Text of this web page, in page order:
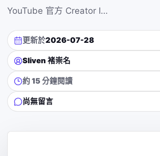
YouTube 官方 Creator I…
更新於2026-07-28
Sliven 褚崇名
約 15 分鐘閱讀
尚無留言